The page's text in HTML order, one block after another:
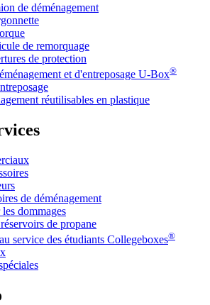
de déménagement
de remorquage
de protection
et d'entreposage U-Box®
réutilisables en plastique
de déménagement
dommages
de propane
service des étudiants Collegeboxes®